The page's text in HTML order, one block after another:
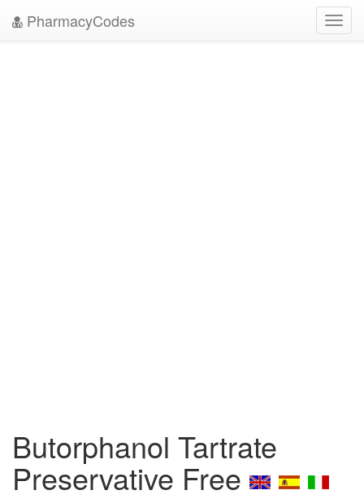
PharmacyCodes
Butorphanol Tartrate
Preservative Free